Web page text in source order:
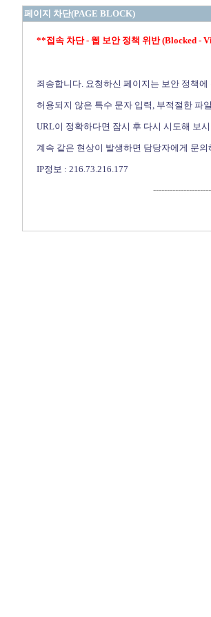
페이지 차단(PAGE BLOCK)
**접속 차단 - 웹 보안 정책 위반 (Blocked -
죄송합니다. 요청하신 페이지는 보안 정책
허용되지 않은 특수 문자 입력, 부적절한 파
URL이 정확하다면 잠시 후 다시 시도해 보
계속 같은 현상이 발생하면 담당자에게 문의
IP정보 : 216.73.216.177